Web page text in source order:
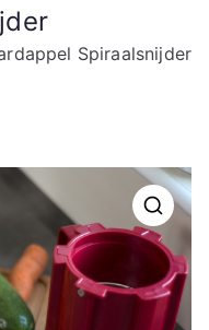
Spiraalsnijder
🔍